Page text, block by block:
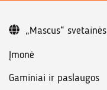
Įmonė
Gaminiai ir paslaugos
„Mascus“ svetainės